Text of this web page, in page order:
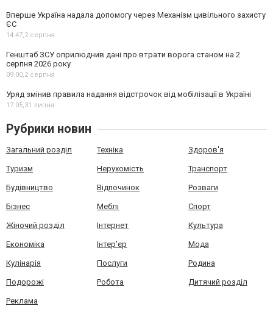
Вперше Україна надала допомогу через Механізм цивільного захисту
ЄС
14:47,2 серпня
Генштаб ЗСУ оприлюднив дані про втрати ворога станом на 2
серпня 2026 року
09:00,2 серпня
Уряд змінив правила надання відстрочок від мобілізації в Україні
17:05,31 липня
Рубрики новин
Загальний розділ Техніка Здоров'я
Туризм Нерухомість Транспорт
Будівництво Відпочинок Розваги
Бізнес Меблі Спорт
Жіночий розділ Інтернет Культура
Економіка Інтер'єр Мода
Кулінарія Послуги Родина
Подорожі Робота Дитячий розділ
Реклама